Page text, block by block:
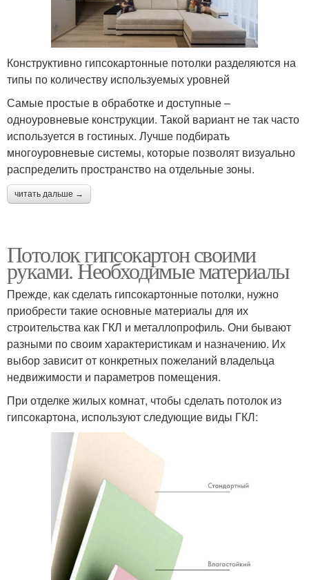
Конструктивно гипсокартонные потолки разделяются на
типы по количеству используемых уровней
Самые простые в обработке и доступные –
одноуровневые конструкции. Такой вариант не так часто
используется в гостиных. Лучше подбирать
многоуровневые системы, которые позволят визуально
распределить пространство на отдельные зоны.
читать дальше →
Потолок гипсокартон своими
руками. Необходимые материалы
Прежде, как сделать гипсокартонные потолки, нужно
приобрести такие основные материалы для их
строительства как ГКЛ и металлопрофиль. Они бывают
разными по своим характеристикам и назначению. Их
выбор зависит от конкретных пожеланий владельца
недвижимости и параметров помещения.
При отделке жилых комнат, чтобы сделать потолок из
гипсокартона, используют следующие виды ГКЛ: